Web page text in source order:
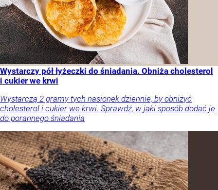
Wystarczy pół łyżeczki do śniadania. Obniża cholesterol
i cukier we krwi
Wystarczą 2 gramy tych nasionek dziennie, by obniżyć
cholesterol i cukier we krwi. Sprawdź, w jaki sposób dodać je
do porannego śniadania